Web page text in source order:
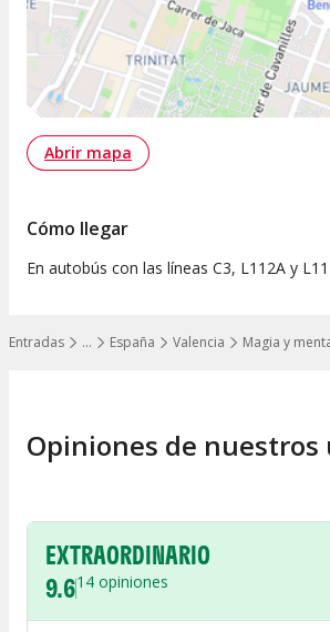
…
Mostrar todos los niveles
Entradas España Valencia Magia y
Abrir mapa
Cómo llegar
En autobús con las líneas C3, L112A y
Opiniones de nuestros
EXTRAORDINARIO
9.614 opiniones